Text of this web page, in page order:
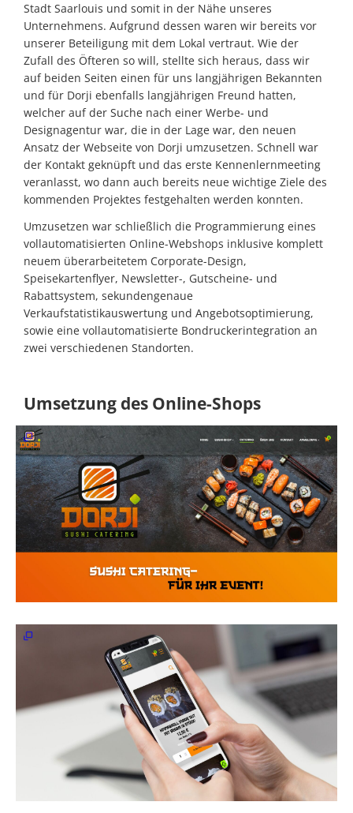
Stadt Saarlouis und somit in der Nähe unseres
Unternehmens. Aufgrund dessen waren wir bereits vor
unserer Beteiligung mit dem Lokal vertraut. Wie der
Zufall des Öfteren so will, stellte sich heraus, dass wir
auf beiden Seiten einen für uns langjährigen Bekannten
und für Dorji ebenfalls langjährigen Freund hatten,
welcher auf der Suche nach einer Werbe- und
Designagentur war, die in der Lage war, den neuen
Ansatz der Webseite von Dorji umzusetzen. Schnell war
der Kontakt geknüpft und das erste Kennenlernmeeting
veranlasst, wo dann auch bereits neue wichtige Ziele des
kommenden Projektes festgehalten werden konnten.
Umzusetzen war schließlich die Programmierung eines
vollautomatisierten Online-Webshops inklusive komplett
neuem überarbeitetem Corporate-Design,
Speisekartenflyer, Newsletter-, Gutscheine- und
Rabattsystem, sekundengenaue
Verkaufstatistikauswertung und Angebotsoptimierung,
sowie eine vollautomatisierte Bondruckerintegration an
zwei verschiedenen Standorten.
Umsetzung des Online-Shops